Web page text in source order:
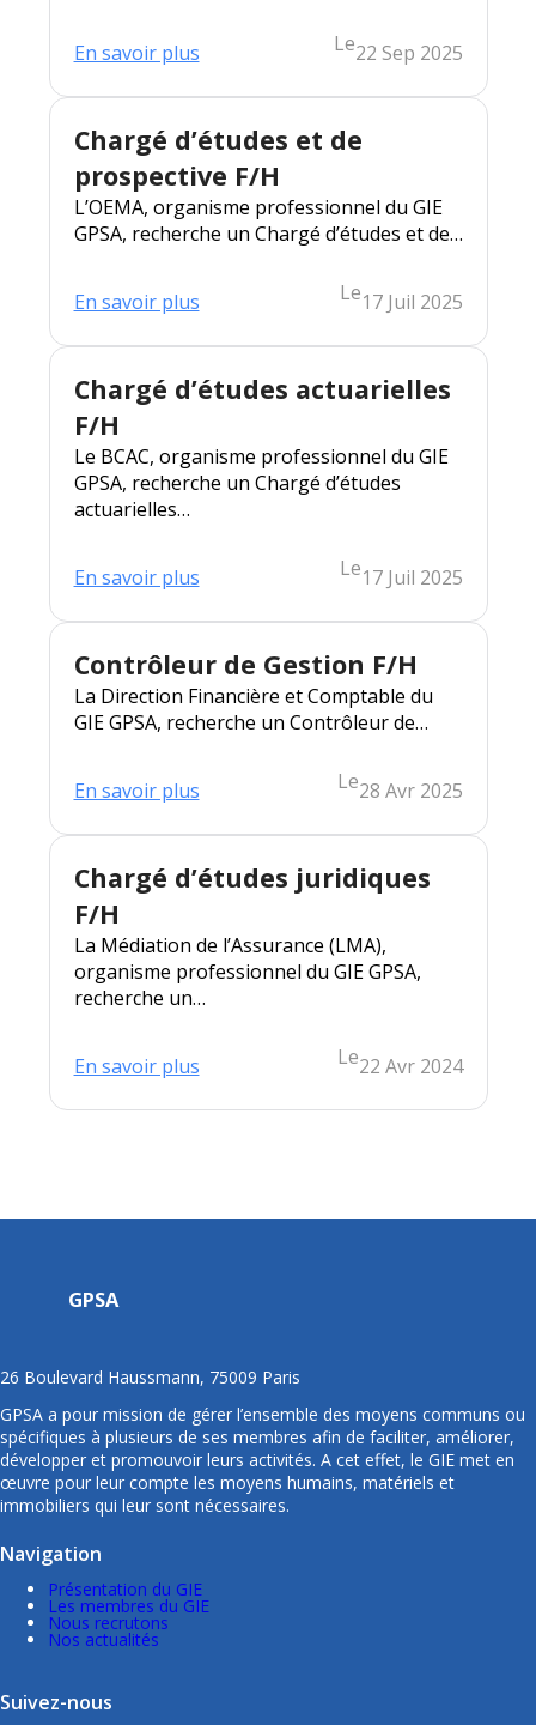
En savoir plus:
Chargé
de
et
relations
adhérents
(h/f)
Le22 Sep 2025
Chargé d’études et de
prospective F/H
L’OEMA, organisme professionnel du GIE
GPSA, recherche un Chargé d’études et de…
En savoir plus:
Chargé
d’études
de
prospective
Le17 Juil 2025
Chargé d’études actuarielles
F/H
Le BCAC, organisme professionnel du GIE
GPSA, recherche un Chargé d’études
actuarielles…
En savoir plus:
Chargé
d’études
Le17 Juil 2025
Contrôleur de Gestion F/H
La Direction Financière et Comptable du
GIE GPSA, recherche un Contrôleur de…
En savoir plus:
Contrôleur
de
F/H
Le28 Avr 2025
Chargé d’études juridiques
F/H
La Médiation de l’Assurance (LMA),
organisme professionnel du GIE GPSA,
recherche un…
En savoir plus:
Chargé
d’études
Le22 Avr 2024
GPSA
26 Boulevard Haussmann, 75009 Paris
GPSA a pour mission de gérer l’ensemble des moyens communs ou
spécifiques à plusieurs de ses membres afin de faciliter, améliorer,
développer et promouvoir leurs activités. A cet effet, le GIE met en
œuvre pour leur compte les moyens humains, matériels et
immobiliers qui leur sont nécessaires.
Navigation
Présentation du GIE
Les membres du GIE
Nous recrutons
Nos actualités
Suivez-nous